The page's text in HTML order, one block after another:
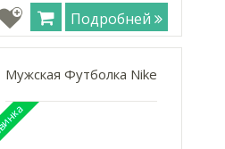
Подробней
Мужская Футболка Nike